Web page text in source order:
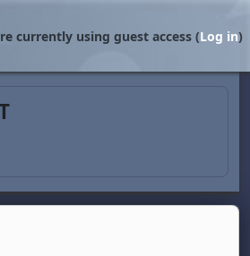
currently using guest access (Log in)